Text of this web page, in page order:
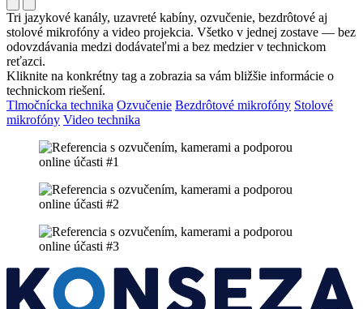
Tri jazykové kanály, uzavreté kabíny, ozvučenie, bezdrôtové aj
stolové mikrofóny a video projekcia. Všetko v jednej zostave — bez
odovzdávania medzi dodávateľmi a bez medzier v technickom
reťazci.
Kliknite na konkrétny tag a zobrazia sa vám bližšie informácie o
technickom riešení.
Tlmočnícka technika Ozvučenie Bezdrôtové mikrofóny Stolové
mikrofóny Video technika